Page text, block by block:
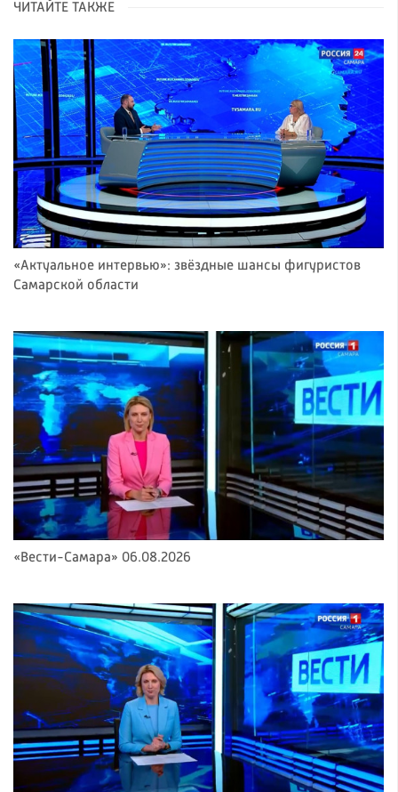
ЧИТАЙТЕ ТАКЖЕ
«Актуальное интервью»: звёздные шансы фигуристов
Самарской области
«Вести-Самара» 06.08.2026